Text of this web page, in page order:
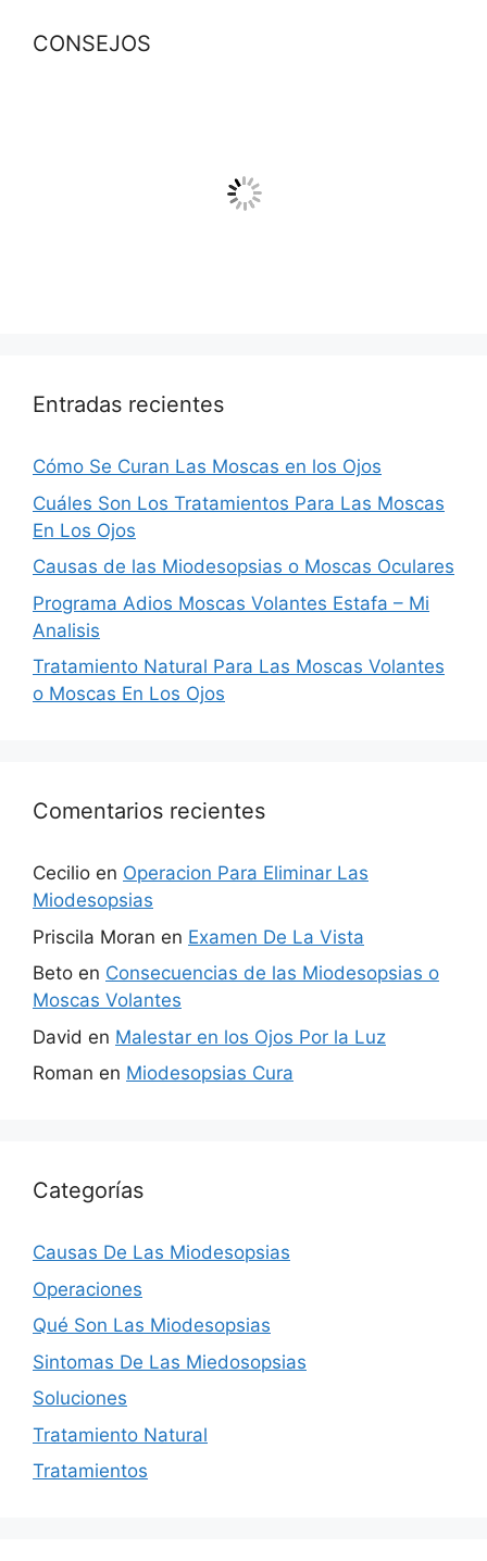
CONSEJOS
Entradas recientes
Cómo Se Curan Las Moscas en los Ojos
Cuáles Son Los Tratamientos Para Las Moscas
En Los Ojos
Causas de las Miodesopsias o Moscas Oculares
Programa Adios Moscas Volantes Estafa – Mi
Analisis
Tratamiento Natural Para Las Moscas Volantes
o Moscas En Los Ojos
Comentarios recientes
Cecilio en Operacion Para Eliminar Las
Miodesopsias
Priscila Moran en Examen De La Vista
Beto en Consecuencias de las Miodesopsias o
Moscas Volantes
David en Malestar en los Ojos Por la Luz
Roman en Miodesopsias Cura
Categorías
Causas De Las Miodesopsias
Operaciones
Qué Son Las Miodesopsias
Sintomas De Las Miedosopsias
Soluciones
Tratamiento Natural
Tratamientos